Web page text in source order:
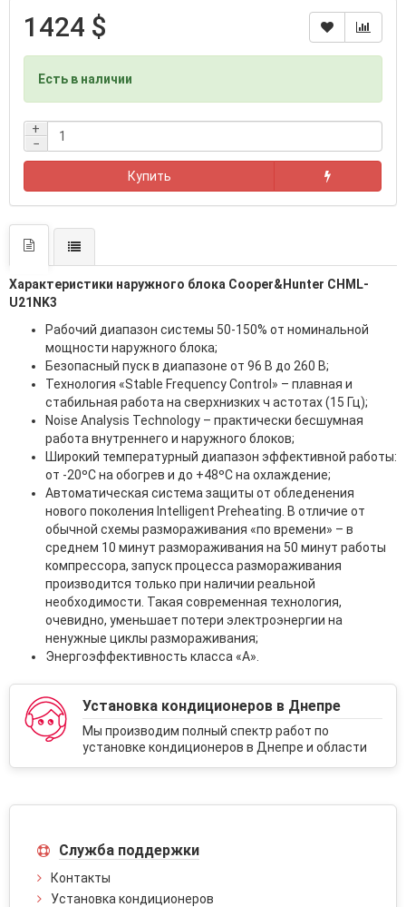
1424 $
Есть в наличии
+
−
Купить
Характеристики наружного блока Cooper&Hunter CHML-
U21NK3
Рабочий диапазон системы 50-150% от номинальной
мощности наружного блока;
Безопасный пуск в диапазоне от 96 В до 260 В;
Технология «Stable Frequency Control» – плавная и
стабильная работа на сверхнизких ч астотах (15 Гц);
Noise Analysis Technology – практически бесшумная
работа внутреннего и наружного блоков;
Широкий температурный диапазон эффективной работы:
от -20ºС на обогрев и до +48ºС на охлаждение;
Автоматическая система защиты от обледенения
нового поколения Intelligent Preheating. В отличие от
обычной схемы размораживания «по времени» – в
среднем 10 минут размораживания на 50 минут работы
компрессора, запуск процесса размораживания
производится только при наличии реальной
необходимости. Такая современная технология,
очевидно, уменьшает потери электроэнергии на
ненужные циклы размораживания;
Энергоэффективность класса «А».
Установка кондиционеров в Днепре
Мы производим полный спектр работ по
установке кондиционеров в Днепре и области
Служба поддержки
Контакты
Установка кондиционеров